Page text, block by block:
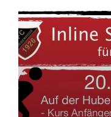
Mehr
erfahren